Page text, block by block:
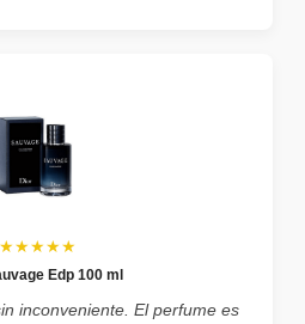
★★★★★
Edp 100 ml
inconveniente. El perfume es